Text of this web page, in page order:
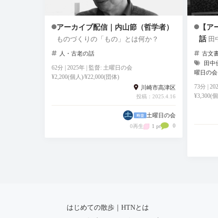
アーカイブ配信｜内山節（哲学者）
ものづくりの「もの」とは何か？
人・古老の話
62分 | 2025年 | 監督: 土曜日の会
¥2,200(個人)/¥22,000(団体)
川崎市高津区
投稿：2025.4.16
土曜日の会
0再生 1 pt 0
【ア
話 田
古文
田中
曜日の会
73分 |
¥3,300(
はじめての散歩｜HTNとは